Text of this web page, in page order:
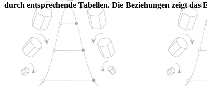
durch entsprechende Tabellen. Die Beziehungen zeigt das